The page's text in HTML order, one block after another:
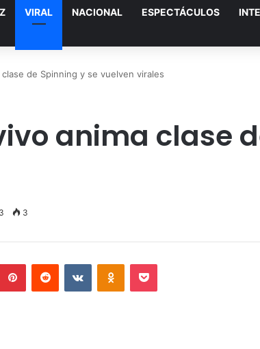
VIRAL NACIONAL ESPECTÁCULOS
clase de Spinning y se vuelven virales
anima clase
3
PinterestReddit VKontakteOdnoklassniki
Pocket